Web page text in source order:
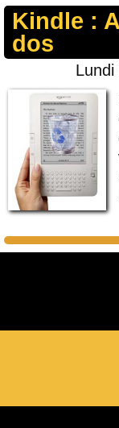
Kindle :
dos